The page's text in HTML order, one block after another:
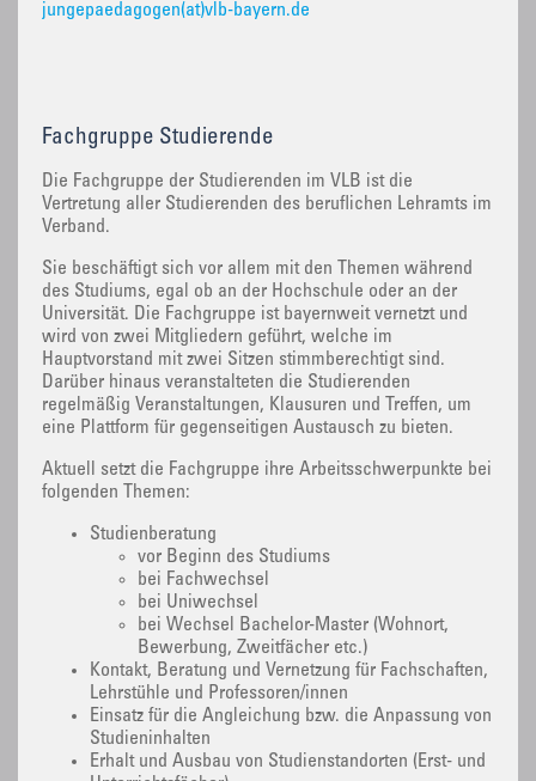
jungepaedagogen(at)vlb-bayern.de
Fachgruppe Studierende
‌Die Fachgruppe der Studierenden im VLB ist die
Vertretung aller Studierenden des beruflichen Lehramts im
Verband.
Sie beschäftigt sich vor allem mit den Themen während
des Studiums, egal ob an der Hochschule oder an der
Universität. Die Fachgruppe ist bayernweit vernetzt und
wird von zwei Mitgliedern geführt, welche im
Hauptvorstand mit zwei Sitzen stimmberechtigt sind.
Darüber hinaus veranstalteten die Studierenden
regelmäßig Veranstaltungen, Klausuren und Treffen, um
eine Plattform für gegenseitigen Austausch zu bieten.
Aktuell setzt die Fachgruppe ihre Arbeitsschwerpunkte bei
folgenden Themen:
Studienberatung
vor Beginn des Studiums
bei Fachwechsel
bei Uniwechsel
bei Wechsel Bachelor-Master (Wohnort,
Bewerbung, Zweitfächer etc.)
Kontakt, Beratung und Vernetzung für Fachschaften,
Lehrstühle und Professoren/innen
Einsatz für die Angleichung bzw. die Anpassung von
Studieninhalten
Erhalt und Ausbau von Studienstandorten (Erst- und